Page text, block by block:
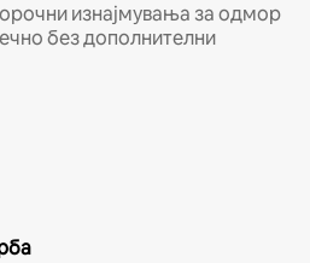
изнајмувања за одмор
без дополнителни